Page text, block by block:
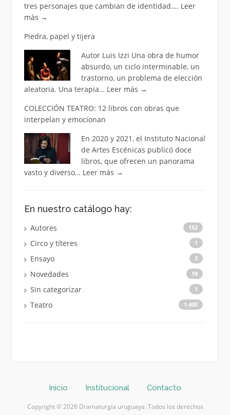
tres personajes que cambian de identidad.… Leer
más →
Piedra, papel y tijera
Autor Luis Izzi Una obra de humor
absurdo, un ciclo interminable, un
trastorno, un problema de elección
aleatoria. Una terapia… Leer más →
COLECCIÓN TEATRO: 12 libros con obras que
interpelan y emocionan
En 2020 y 2021, el Instituto Nacional
de Artes Escénicas publicó doce
libros, que ofrecen un panorama
vasto y diverso… Leer más →
En nuestro catálogo hay:
Autores 152
Circo y títeres 1
Ensayo 3
Novedades 18
Sin categorizar 1
Teatro 1.400
Inicio Institucional Contacto
Copyright © 2026 Dramaturgia uruguaya. Todos los derechos